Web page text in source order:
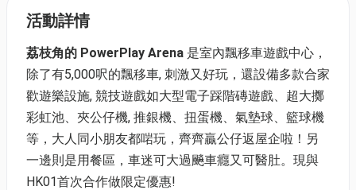
活動詳情
荔枝角的 PowerPlay Arena 是室內飄移車遊戲中心，
除了有5,000呎的飄移車, 刺激又好玩，還設備多款合家
歡遊樂設施, 競技遊戲如大型電子踩階磚遊戲、超大擲
彩虹池、夾公仔機, 推銀機、扭蛋機、氣墊球、籃球機
等，大人同小朋友都啱玩，齊齊贏公仔返屋企啦！另
一邊則是用餐區，車迷可大過飈車癮又可醫肚。現與
HK01首次合作做限定優惠!